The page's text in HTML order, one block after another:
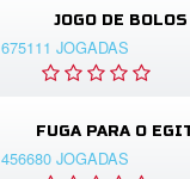
JOGO DE BOLOS
675111 JOGADAS
FUGA PARA O
456680 JOGADAS